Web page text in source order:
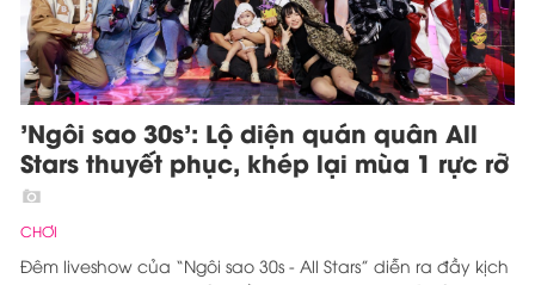
'Ngôi sao 30s': Lộ diện quán quân All
Stars thuyết phục, khép lại mùa 1 rực rỡ
CHƠI
Đêm liveshow của “Ngôi sao 30s - All Stars” diễn ra đầy kịch